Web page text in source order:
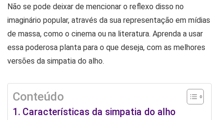
Não se pode deixar de mencionar o reflexo disso no
imaginário popular, através da sua representação em mídias
de massa, como o cinema ou na literatura. Aprenda a usar
essa poderosa planta para o que deseja, com as melhores
versões da simpatia do alho.
Conteúdo
Características da simpatia do alho